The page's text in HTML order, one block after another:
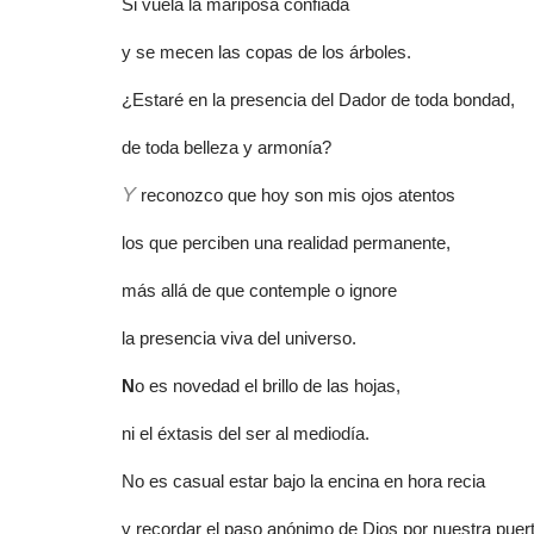
Si vuela la mariposa confiada
y se mecen las copas de los árboles.
¿Estaré en la presencia del Dador de toda bondad,
de toda belleza y armonía?
Yreconozco que hoy son mis ojos atentos
los que perciben una realidad permanente,
más allá de que contemple o ignore
la presencia viva del universo.
No es novedad el brillo de las hojas,
ni el éxtasis del ser al mediodía.
No es casual estar bajo la encina en hora recia
y recordar el paso anónimo de Dios por nuestra